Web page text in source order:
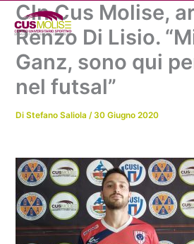
contenuto
Cln Cus Molise,
Renzo Di Lisio.
Ganz, sono qui
nel futsal”
DiStefano Saliola/30 Giugno 2020